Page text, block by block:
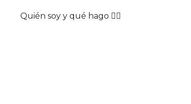
Quién soy y qué hago 👇🏼